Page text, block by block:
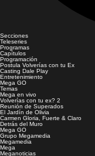
Secciones
Teleseries
Programas
Capítulos
Programación
Postula Volverías con tu Ex
Casting Dale Play
Entretenimiento
Mega GO
Temas
Mega en vivo
Volverías con tu ex? 2
Reunión de Superados
El Jardín de Olivia
Carmen Gloria, Fuerte & Claro
Detrás del Muro
Mega GO
Grupo Megamedia
Megamedia
Mega
Meganoticias